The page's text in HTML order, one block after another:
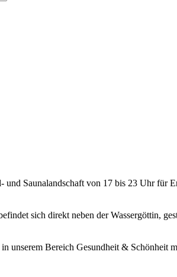
und Saunalandschaft von 17 bis 23 Uhr für
sich direkt neben der Wassergöttin,
unserem Bereich Gesundheit & Schönheit